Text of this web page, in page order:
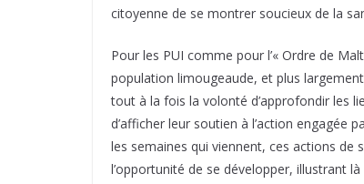
citoyenne de se montrer soucieux de la
Pour les PUI comme pour l’« Ordre de
population limougeaude, et plus
tout à la fois la volonté d’approfondir les
d’afficher leur soutien à l’action engagée
les semaines qui viennent, ces actions
l’opportunité de se développer, illustrant